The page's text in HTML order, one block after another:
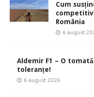
Cum
România
6 august
Aldemir F1 – O
toleranțe!
6 august 2026